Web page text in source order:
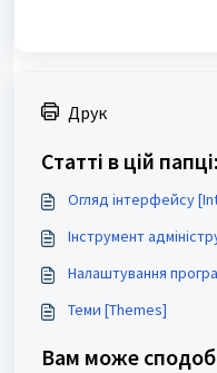
Друк
Статті в цій папці:
Огляд інтерфейсу
Інструмент
Налаштування
Теми [Themes]
Вам може